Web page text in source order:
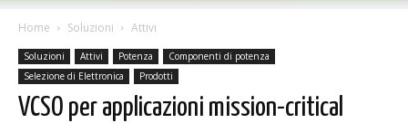
Home Soluzioni Attivi
Soluzioni Attivi Potenza
Componenti di potenza
Selezione di Elettronica
Prodotti
VCSO per applicazioni mission-critical